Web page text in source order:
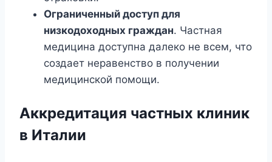
Ограниченный доступ для
низкодоходных граждан. Частная
медицина доступна далеко не всем, что
создает неравенство в получении
медицинской помощи.
Аккредитация частных клиник
в Италии